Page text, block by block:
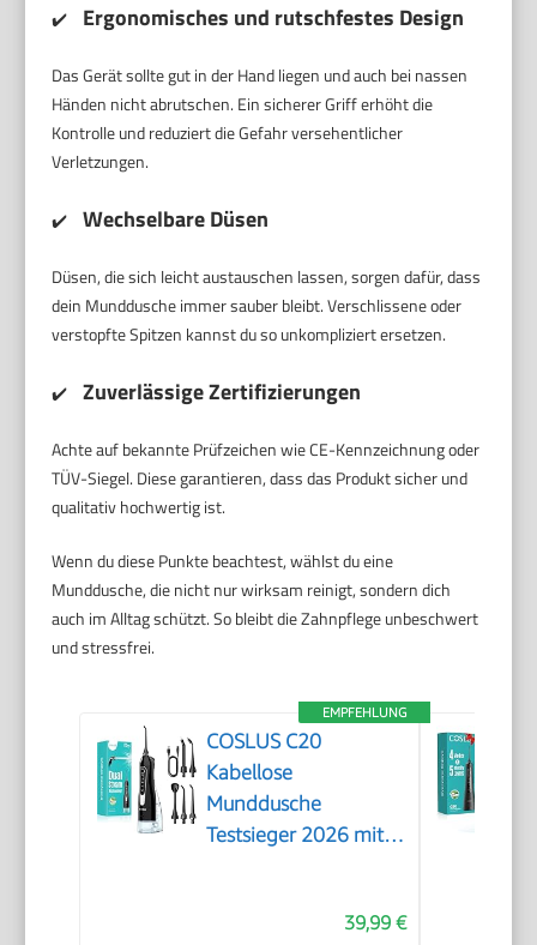
✔️ Ergonomisches und rutschfestes Design
Das Gerät sollte gut in der Hand liegen und auch bei nassen
Händen nicht abrutschen. Ein sicherer Griff erhöht die
Kontrolle und reduziert die Gefahr versehentlicher
Verletzungen.
✔️ Wechselbare Düsen
Düsen, die sich leicht austauschen lassen, sorgen dafür, dass
dein Munddusche immer sauber bleibt. Verschlissene oder
verstopfte Spitzen kannst du so unkompliziert ersetzen.
✔️ Zuverlässige Zertifizierungen
Achte auf bekannte Prüfzeichen wie CE-Kennzeichnung oder
TÜV-Siegel. Diese garantieren, dass das Produkt sicher und
qualitativ hochwertig ist.
Wenn du diese Punkte beachtest, wählst du eine
Munddusche, die nicht nur wirksam reinigt, sondern dich
auch im Alltag schützt. So bleibt die Zahnpflege unbeschwert
und stressfrei.
EMPFEHLUNG
COSLUS C20
Kabellose
Munddusche
Testsieger 2026 mit
39,99 €